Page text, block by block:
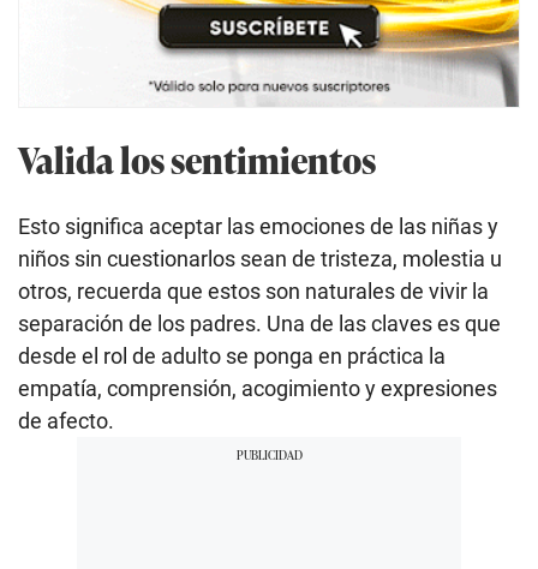
Valida los sentimientos
Esto significa aceptar las emociones de las niñas y
niños sin cuestionarlos sean de tristeza, molestia u
otros, recuerda que estos son naturales de vivir la
separación de los padres. Una de las claves es que
desde el rol de adulto se ponga en práctica la
empatía, comprensión, acogimiento y expresiones
de afecto.